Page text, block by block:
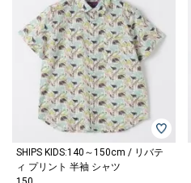
SHIPS KIDS:140～150cm / リバテ
ィ プリント 半袖 シャツ